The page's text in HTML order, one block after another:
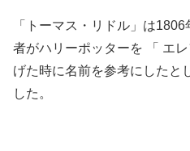
「トーマス・リドル」は
者がハリーポッターを 「 エ
げた時に名前を参考にしたと
した。